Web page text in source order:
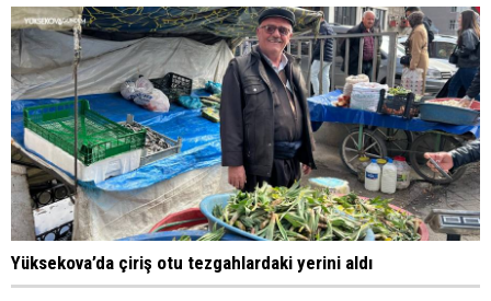
Yüksekova’da çiriş otu tezgahlardaki yerini aldı